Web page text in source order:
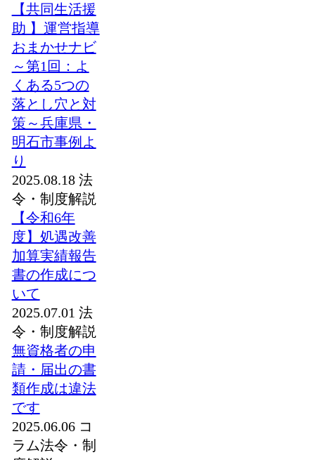
【共同生活援
助 】運営指導
おまかせナビ
～第1回：よ
くある5つの
落とし穴と対
策～兵庫県・
明石市事例よ
り
2025.08.18 法
令・制度解説
【令和6年
度】処遇改善
加算実績報告
書の作成につ
いて
2025.07.01 法
令・制度解説
無資格者の申
請・届出の書
類作成は違法
です
2025.06.06 コ
ラム法令・制